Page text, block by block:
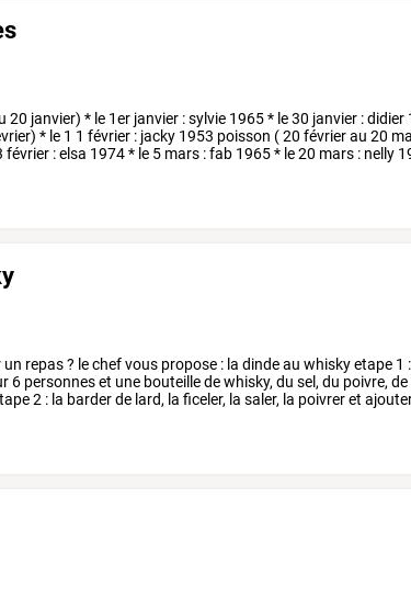
20 janvier) * le 1er janvier :sylvie 1965* le30 janvier :didier
* le 1 1 février : jacky 1953 poisson (20 févrierau 20
février :elsa 1974* le 5 mars :fab 1965* le20 mars : nelly
un repas? lechefvous propose : la dindeau whiskyetape 1 :
6 personneset une bouteilledewhisky, du sel, du poivre, de
2 : la barderde lard, la ficeler, la saler, la poivreret